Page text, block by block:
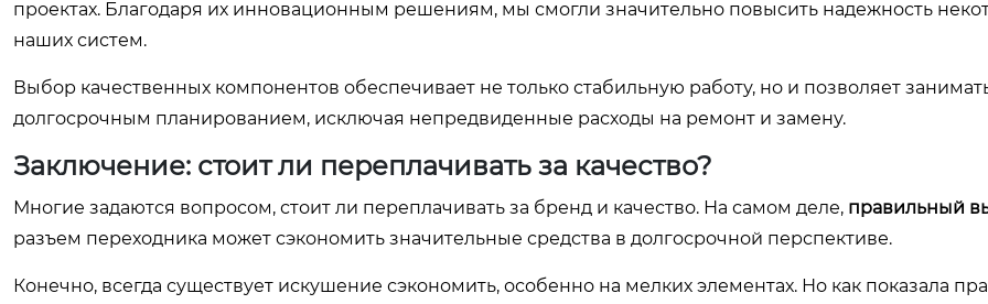
проектах. Благодаря их инновационным решениям, мы смогли значительно повысить надежность
наших систем.
Выбор качественных компонентов обеспечивает не только стабильную работу, но и позволяет
долгосрочным планированием, исключая непредвиденные расходы на ремонт и замену.
Заключение: стоит ли переплачивать за качество?
Многие задаются вопросом, стоит ли переплачивать за бренд и качество. На самом деле, правильный
разъем переходника может сэкономить значительные средства в долгосрочной перспективе.
Конечно, всегда существует искушение сэкономить, особенно на мелких элементах. Но как показала